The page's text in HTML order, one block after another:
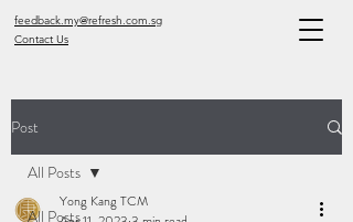
feedback.my@refresh.com.sg
Contact Us
Post
All Posts
All Posts
Yong Kang TCM